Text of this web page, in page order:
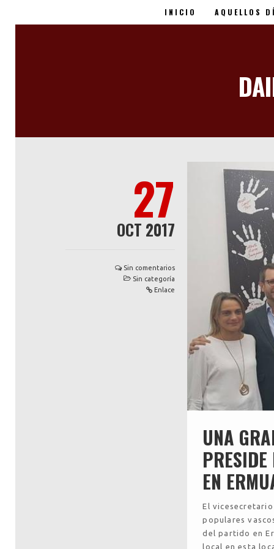
INICIO AQUELLOS
Miguel Ángel Blanco
27
OCT 2017
Sin comentarios
Sin categoría
Enlace
UNA
EN
El
populares
del partido en
local en esta